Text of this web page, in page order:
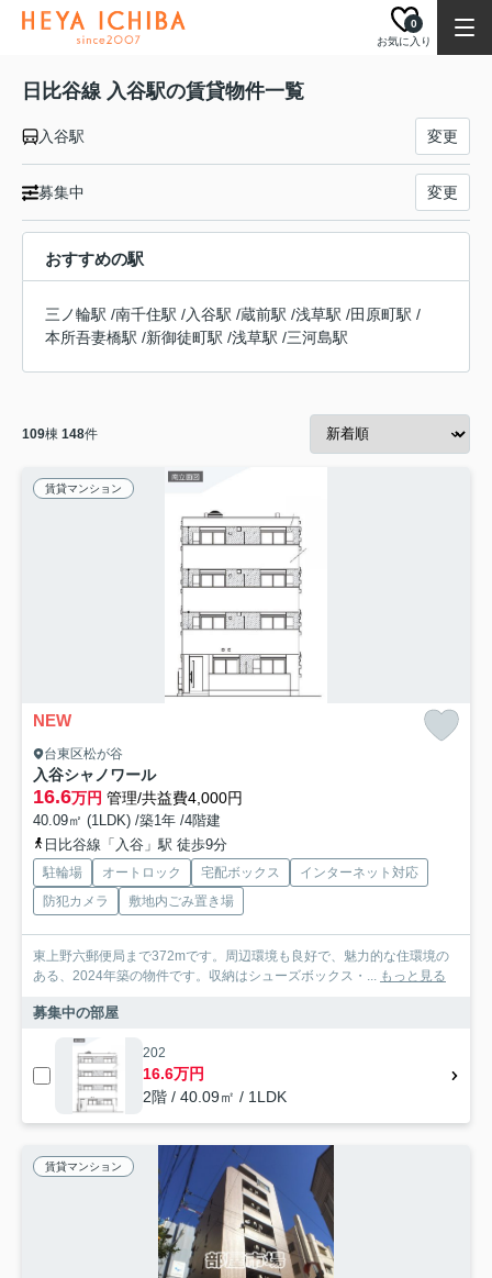
お気に入り
0
日比谷線 入谷駅の賃貸物件一覧
入谷駅 変更
募集中 変更
おすすめの駅
三ノ輪駅 /南千住駅 /入谷駅 /蔵前駅 /浅草駅 /田原町駅 /
本所吾妻橋駅 /新御徒町駅 /浅草駅 /三河島駅
109棟 148件
賃貸マンション
NEW
台東区松が谷
入谷シャノワール
16.6万円 管理/共益費4,000円
40.09㎡ (1LDK) /築1年 /4階建
日比谷線「入谷」駅 徒歩9分
駐輪場 オートロック 宅配ボックス
インターネット対応
防犯カメラ
敷地内ごみ置き場
東上野六郵便局まで372mです。周辺環境も良好で、魅力的な住環境の
ある、2024年築の物件です。収納はシューズボックス・... もっと見る
募集中の部屋
202
16.6万円
2階 / 40.09㎡ / 1LDK
賃貸マンション